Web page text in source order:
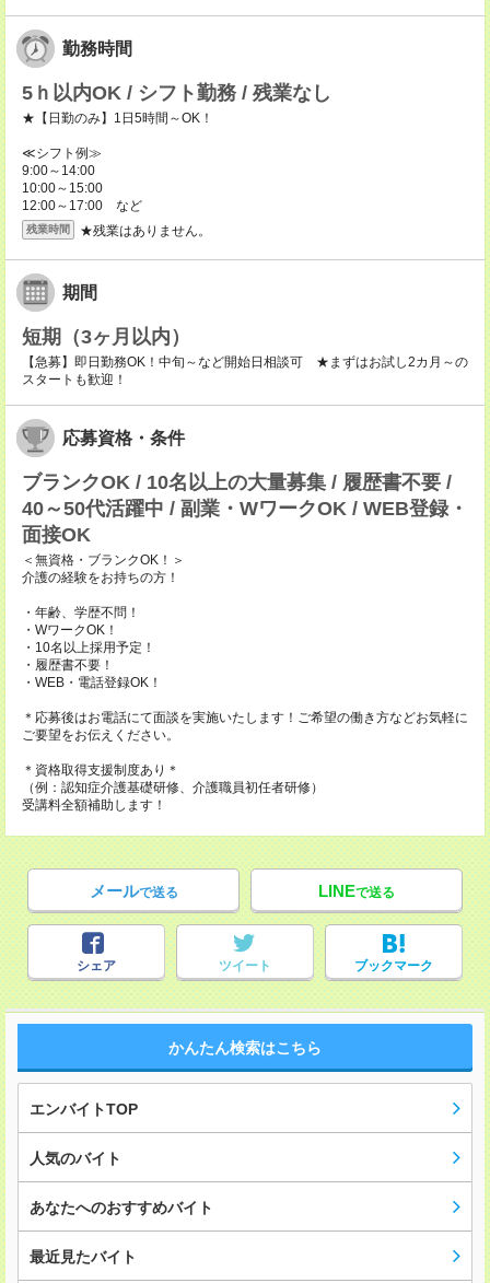
勤務時間
5ｈ以内OK / シフト勤務 / 残業なし
★【日勤のみ】1日5時間～OK！
≪シフト例≫
9:00～14:00
10:00～15:00
12:00～17:00 など
残業時間 ★残業はありません。
期間
短期（3ヶ月以内）
【急募】即日勤務OK！中旬～など開始日相談可 ★まずはお試し2カ月～の
スタートも歓迎！
応募資格・条件
ブランクOK / 10名以上の大量募集 / 履歴書不要 /
40～50代活躍中 / 副業・WワークOK / WEB登録・
面接OK
＜無資格・ブランクOK！＞
介護の経験をお持ちの方！
・年齢、学歴不問！
・WワークOK！
・10名以上採用予定！
・履歴書不要！
・WEB・電話登録OK！
＊応募後はお電話にて面談を実施いたします！ご希望の働き方などお気軽に
ご要望をお伝えください。
＊資格取得支援制度あり＊
（例：認知症介護基礎研修、介護職員初任者研修）
受講料全額補助します！
メールで送る LINEで送る
シェア ツイート ブックマーク
かんたん検索はこちら
エンバイトTOP
人気のバイト
あなたへのおすすめバイト
最近見たバイト